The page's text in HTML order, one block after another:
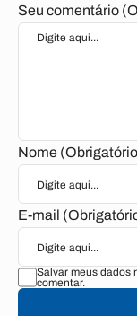
Seu comentário
Nome
E-mail
Salvar meus dados
comentar.